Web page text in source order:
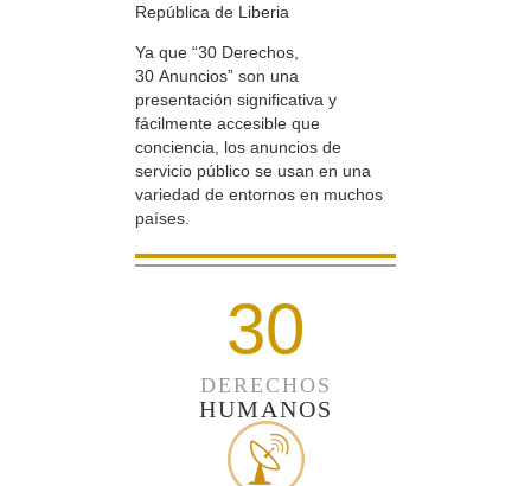
República de Liberia
Ya que “30 Derechos,
30 Anuncios” son una
presentación significativa y
fácilmente accesible que
conciencia, los anuncios de
servicio público se usan en una
variedad de entornos en muchos
países.
30
DERECHOS
HUMANOS